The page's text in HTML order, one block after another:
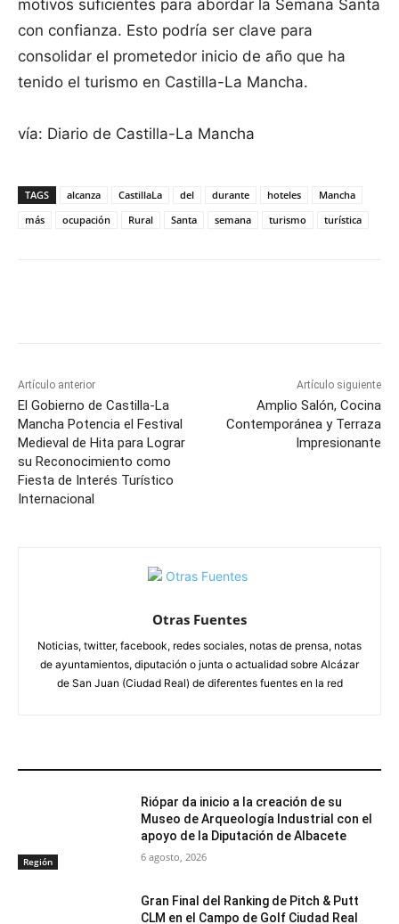
motivos suficientes para abordar la Semana Santa
con confianza. Esto podría ser clave para
consolidar el prometedor inicio de año que ha
tenido el turismo en Castilla-La Mancha.
vía: Diario de Castilla-La Mancha
TAGS alcanza CastillaLa del durante hoteles
Mancha
más
ocupación Rural Santa semana turismo turística
Artículo anterior
El Gobierno de Castilla-La
Mancha Potencia el Festival
Medieval de Hita para Lograr
su Reconocimiento como
Fiesta de Interés Turístico
Internacional
Artículo siguiente
Amplio Salón, Cocina
Contemporánea y Terraza
Impresionante
Otras Fuentes
Noticias, twitter, facebook, redes sociales, notas de prensa, notas
de ayuntamientos, diputación o junta o actualidad sobre Alcázar
de San Juan (Ciudad Real) de diferentes fuentes en la red
Región
Riópar da inicio a la creación de su
Museo de Arqueología Industrial con el
apoyo de la Diputación de Albacete
6 agosto, 2026
Gran Final del Ranking de Pitch & Putt
CLM en el Campo de Golf Ciudad Real